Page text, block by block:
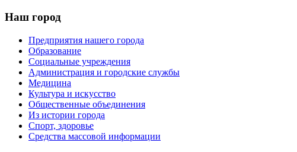
Наш город
Предприятия нашего города
Образование
Социальные учреждения
Администрация и городские службы
Медицина
Культура и искусство
Общественные объединения
Из истории города
Спорт, здоровье
Средства массовой информации